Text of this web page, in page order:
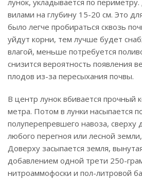
лунок, укладывается по
вилами на глубину 15-20 см. Это
было легче пробираться сквозь
уйдут корни, тем лучше будет
влагой, меньше потребуется
снизится вероятность появления
плодов из-за пересыхания почвы.
В центр лунок вбивается прочный
метра. Потом в лунки насыпается
полуперепревшего навоза, сверху
любого перегноя или лесной
Доверху засыпается земля,
добавлением одной трети 250-
нитроаммофоски и пол-литровой